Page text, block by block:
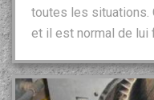
toutes les situations.
et il est normal de lui